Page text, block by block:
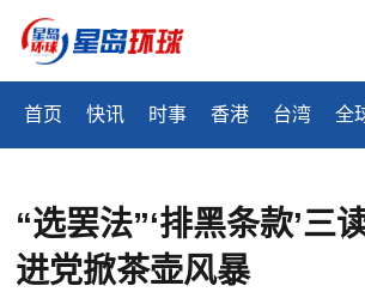
首页 快讯 时事 香港 台湾 全
“选罢法”‘排黑条款’三
进党掀茶壶风暴